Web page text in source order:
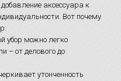
аксессуара к
Вот почему
убор можно легко
– от делового до
утонченность